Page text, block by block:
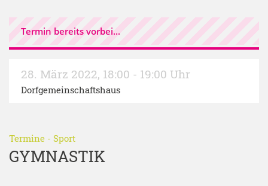
Termin bereits vorbei...
28. März 2022, 18:00 - 19:00 Uhr
Dorfgemeinschaftshaus
Termine - Sport
GYMNASTIK